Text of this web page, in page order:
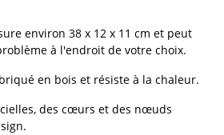
environ 38 x 12 x 11 cm et peut
à l'endroit de votre choix.
en bois et résiste à la chaleur.
des cœurs et des nœuds